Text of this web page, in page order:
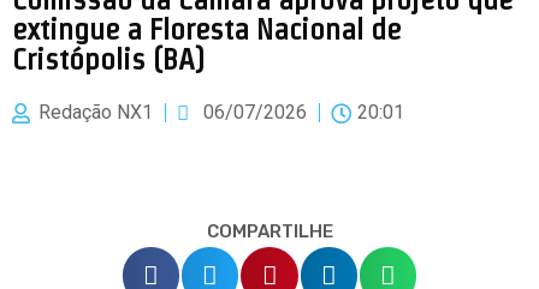
extingue a Floresta Nacional de
Cristópolis (BA)
Redação NX1 06/07/2026 20:01
COMPARTILHE